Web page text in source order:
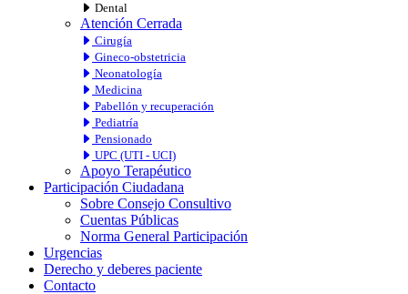
Dental
Atención Cerrada
Cirugía
Gineco-obstetricia
Neonatología
Medicina
Pabellón y recuperación
Pediatría
Pensionado
UPC (UTI - UCI)
Apoyo Terapéutico
Participación Ciudadana
Sobre Consejo Consultivo
Cuentas Públicas
Norma General Participación
Urgencias
Derecho y deberes paciente
Contacto